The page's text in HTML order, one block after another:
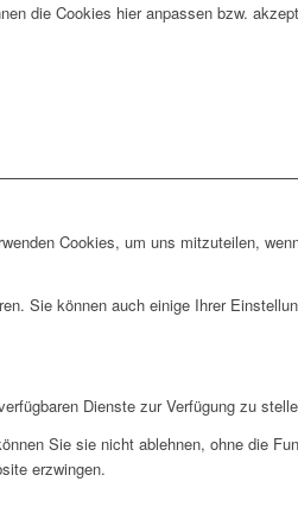
die Cookies hier anpassen bzw.
Cookies, um uns mitzuteilen,
Sie können auch einige Ihrer
Dienste zur Verfügung zu
Sie sie nicht ablehnen, ohne die
erzwingen.